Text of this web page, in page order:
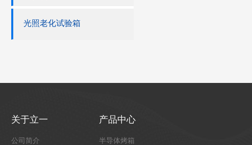
光照老化试验箱
关于立一
公司简介
产品中心
半导体烤箱